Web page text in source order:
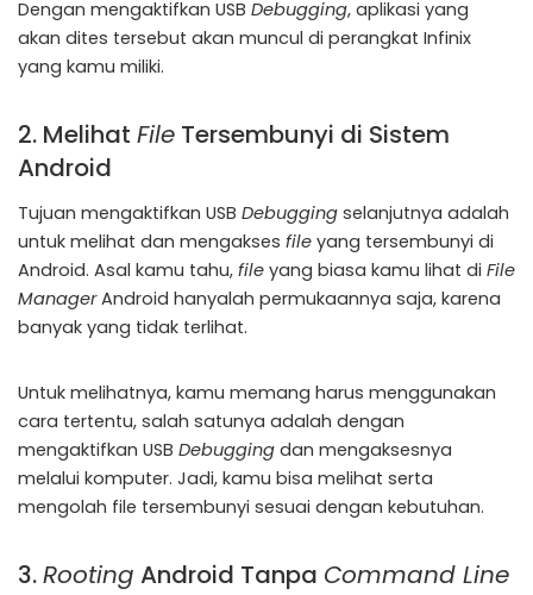
Dengan mengaktifkan USB Debugging, aplikasi yang
akan dites tersebut akan muncul di perangkat Infinix
yang kamu miliki.
2. Melihat File Tersembunyi di Sistem
Android
Tujuan mengaktifkan USB Debugging selanjutnya adalah
untuk melihat dan mengakses file yang tersembunyi di
Android. Asal kamu tahu, file yang biasa kamu lihat di File
ManagerAndroid hanyalah permukaannya saja, karena
banyak yang tidak terlihat.
Untuk melihatnya, kamu memang harus menggunakan
cara tertentu, salah satunya adalah dengan
mengaktifkan USB Debugging dan mengaksesnya
melalui komputer. Jadi, kamu bisa melihat serta
mengolah file tersembunyi sesuai dengan kebutuhan.
3.Rooting Android Tanpa Command Line